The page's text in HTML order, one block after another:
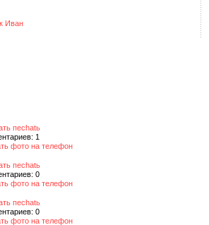
Иван
пеchatь
1
фото на телефон
пеchatь
0
фото на телефон
пеchatь
0
фото на телефон